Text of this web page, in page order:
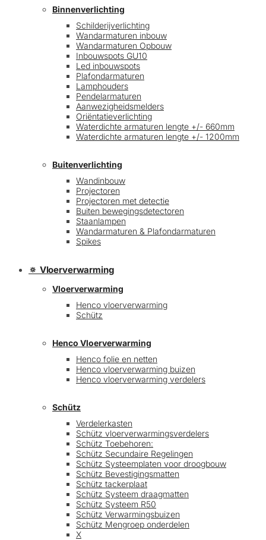
Binnenverlichting
Schilderijverlichting
Wandarmaturen inbouw
Wandarmaturen Opbouw
Inbouwspots GU10
Led inbouwspots
Plafondarmaturen
Lamphouders
Pendelarmaturen
Aanwezigheidsmelders
Oriëntatieverlichting
Waterdichte armaturen lengte +/- 660mm
Waterdichte armaturen lengte +/- 1200mm
Buitenverlichting
Wandinbouw
Projectoren
Projectoren met detectie
Buiten bewegingsdetectoren
Staanlampen
Wandarmaturen & Plafondarmaturen
Spikes
🔅 Vloerverwarming
Vloerverwarming
Henco vloerverwarming
Schütz
Henco Vloerverwarming
Henco folie en netten
Henco vloerverwarming buizen
Henco vloerverwarming verdelers
Schütz
Verdelerkasten
Schütz vloerverwarmingsverdelers
Schütz Toebehoren:
Schütz Secundaire Regelingen
Schütz Systeemplaten voor droogbouw
Schütz Bevestigingsmatten
Schütz tackerplaat
Schütz Systeem draagmatten
Schütz Systeem R50
Schütz Verwarmingsbuizen
Schütz Mengroep onderdelen
X